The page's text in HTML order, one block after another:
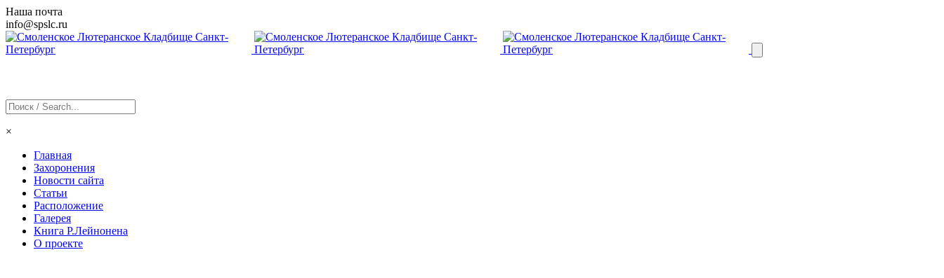
Наша почта
info@spslc.ru
×
Главная
Захоронения
Новости сайта
Статьи
Расположение
Галерея
Книга Р.Лейнонена
О проекте